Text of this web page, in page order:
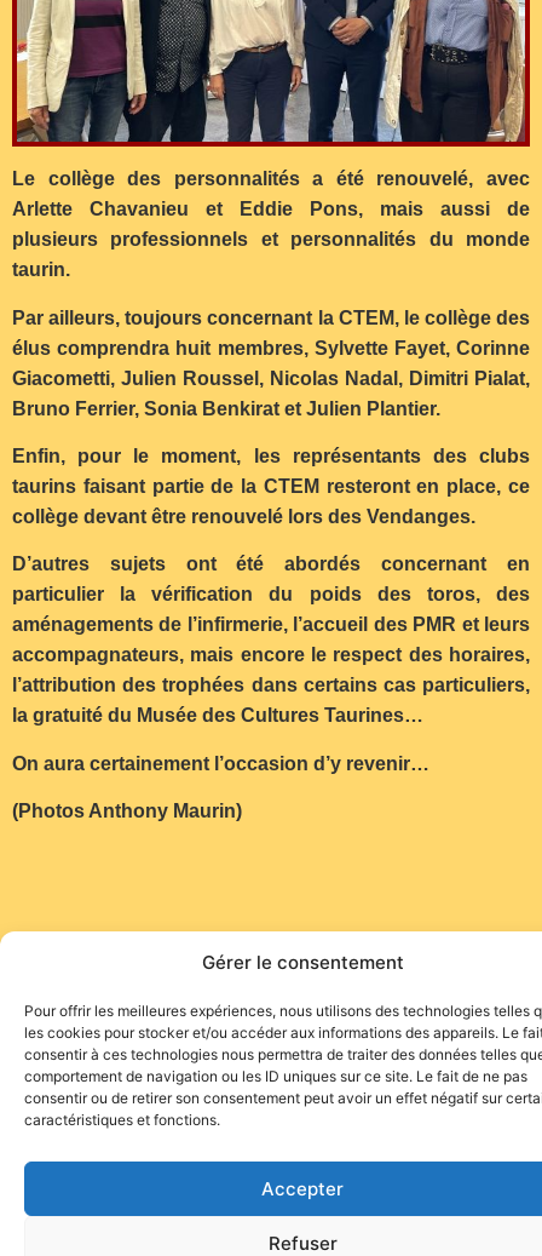
Gérer le consentement
Pour offrir les meilleures expériences, nous utilisons des technologies telles
les cookies pour stocker et/ou accéder aux informations des appareils. Le
consentir à ces technologies nous permettra de traiter des données telles
comportement de navigation ou les ID uniques sur ce site. Le fait de ne pas
consentir ou de retirer son consentement peut avoir un effet négatif sur
caractéristiques et fonctions.
Accepter
Refuser
Le collège des personnalités a été renouvelé, avec
Arlette Chavanieu et Eddie Pons, mais aussi de
plusieurs professionnels et personnalités du monde
taurin.
Par ailleurs, toujours concernant la CTEM, le collège des
élus comprendra huit membres, Sylvette Fayet, Corinne
Giacometti, Julien Roussel, Nicolas Nadal, Dimitri Pialat,
Bruno Ferrier, Sonia Benkirat et Julien Plantier.
Enfin, pour le moment, les représentants des clubs
taurins faisant partie de la CTEM resteront en place, ce
collège devant être renouvelé lors des Vendanges.
D’autres sujets ont été abordés concernant en
particulier la vérification du poids des toros, des
aménagements de l’infirmerie, l’accueil des PMR et leurs
accompagnateurs, mais encore le respect des horaires,
l’attribution des trophées dans certains cas particuliers,
la gratuité du Musée des Cultures Taurines…
On aura certainement l’occasion d’y revenir…
(Photos Anthony Maurin)
Site de l'association TOROFIESTA